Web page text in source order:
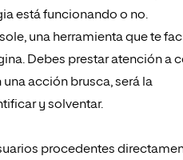
está funcionando o no.
, una herramienta que te
Debes prestar atención a
acción brusca, será la
y solventar.
procedentes